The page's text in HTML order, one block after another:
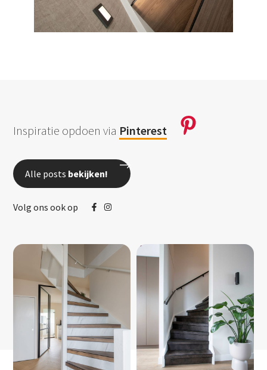
Inspiratie opdoen via Pinterest
Alle posts bekijken!
Volg ons ook op